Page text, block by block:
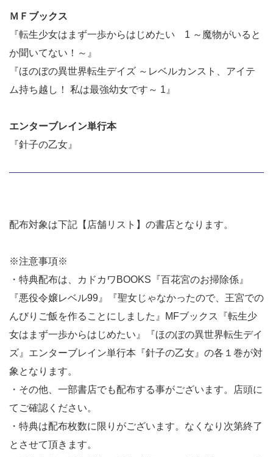
ＭＦブックス
『転生少女はまず一歩からはじめたい 1 ～魔物がいると
か聞いてない！～』
『ほのぼの異世界転生デイズ ～レベルカンスト、アイテ
ム持ち越し！ 私は最強幼女です～ 1』
エンターブレイン単行本
『針子の乙女』
配布対象は下記【店舗リスト】の書店となります。
※注意事項※
・特典配布は、カドカワBOOKS『百花宮のお掃除係』
『悪役令嬢レベル99』『聖女じゃなかったので、王宮での
んびりご飯を作ることにしました』MFブックス『転生少
女はまず一歩からはじめたい』『ほのぼの異世界転生デイ
ズ』エンターブレイン単行本『針子の乙女』の各１巻が対
象となります。
・その他、一部書店でも配布する事がございます。店頭に
てご確認ください。
・特典は配布枚数に限りがございます。なくなり次第終了
とさせて頂きます。